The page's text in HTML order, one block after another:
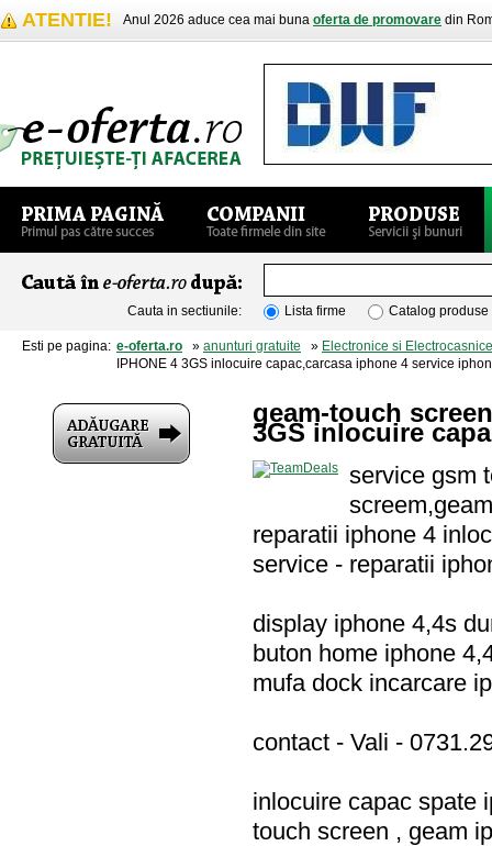
ATENTIE! Anul 2026 aduce cea mai buna oferta de promovare din
Cauta in sectiunile: Lista firme Catalog produse
Esti pe pagina: e-oferta.ro » anunturi gratuite » Electronice si Electrocasnice
IPHONE 4 3GS inlocuire capac,carcasa iphone 4 service
geam-touch
3GS inlocuire
service gsm
reparatii iphone 4
service - reparatii
display iphone 4,4s
buton home iphone
mufa dock incarcare
contact - Vali -
inlocuire capac spate
touch screen , geam